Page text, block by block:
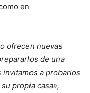
en
ofrecen nuevas
de una
a probarlos
propia casa»,